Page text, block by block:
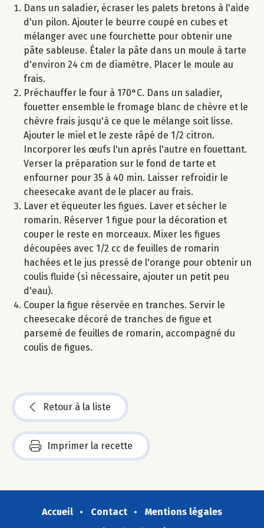
Dans un saladier, écraser les palets bretons à l'aide
d'un pilon. Ajouter le beurre coupé en cubes et
mélanger avec une fourchette pour obtenir une
pâte sableuse. Étaler la pâte dans un moule à tarte
d'environ 24 cm de diamètre. Placer le moule au
frais.
Préchauffer le four à 170°C. Dans un saladier,
fouetter ensemble le fromage blanc de chèvre et le
chèvre frais jusqu'à ce que le mélange soit lisse.
Ajouter le miel et le zeste râpé de 1/2 citron.
Incorporer les œufs l'un après l'autre en fouettant.
Verser la préparation sur le fond de tarte et
enfourner pour 35 à 40 min. Laisser refroidir le
cheesecake avant de le placer au frais.
Laver et équeuter les figues. Laver et sécher le
romarin. Réserver 1 figue pour la décoration et
couper le reste en morceaux. Mixer les figues
découpées avec 1/2 cc de feuilles de romarin
hachées et le jus pressé de l'orange pour obtenir un
coulis fluide (si nécessaire, ajouter un petit peu
d'eau).
Couper la figue réservée en tranches. Servir le
cheesecake décoré de tranches de figue et
parsemé de feuilles de romarin, accompagné du
coulis de figues.
Retour à la liste
Imprimer la recette
Accueil Contact
Mentions légales